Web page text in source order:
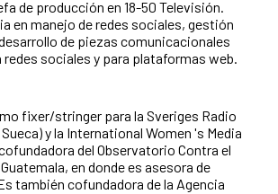
de producción en 18-50 Televisión.
en manejo de redes sociales, gestión
de piezas comunicacionales
sociales y para plataformas web.
fixer/stringer para la Sveriges Radio
y la International Women 's Media
del Observatorio Contra el
en donde es asesora de
también cofundadora de la Agencia